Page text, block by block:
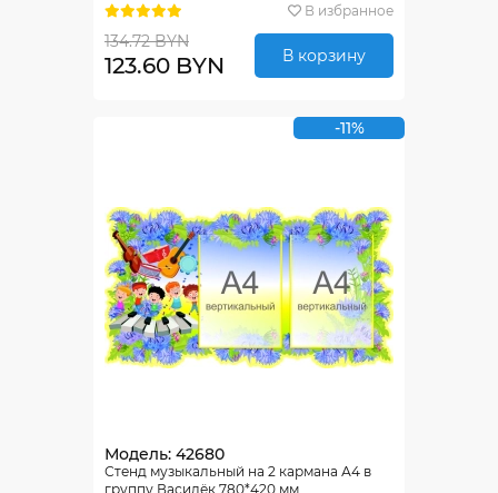
В избранное
134.72 BYN
123.60 BYN В корзину
-11%
Модель: 42680
Стенд музыкальный на 2 кармана А4 в
группу Василёк 780*420 мм